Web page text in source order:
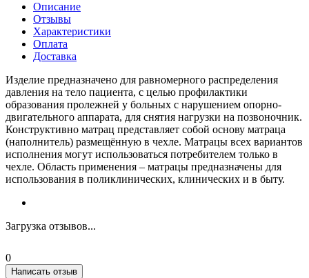
Описание
Отзывы
Характеристики
Оплата
Доставка
Изделие предназначено для равномерного распределения
давления на тело пациента, с целью профилактики
образования пролежней у больных с нарушением опорно-
двигательного аппарата, для снятия нагрузки на позвоночник.
Конструктивно матрац представляет собой основу матраца
(наполнитель) размещённую в чехле. Матрацы всех вариантов
исполнения могут использоваться потребителем только в
чехле. Область применения – матрацы предназначены для
использования в поликлинических, клинических и в быту.
Загрузка отзывов...
0
Написать отзыв